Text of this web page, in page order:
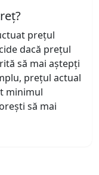
prețul
dacă prețul
să mai aștepți
prețul actual
minimul
să mai